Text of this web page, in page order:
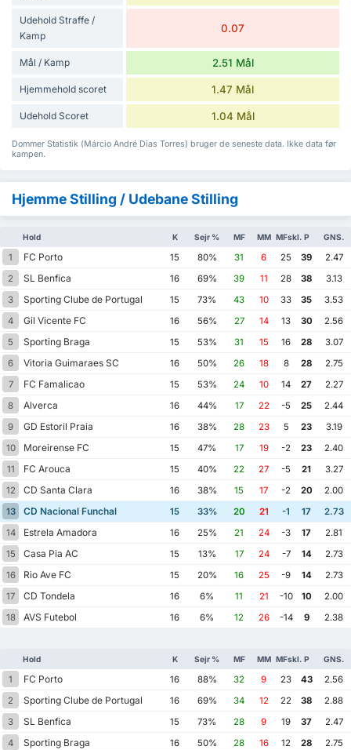
Udehold Straffe /
Kamp
0.07
Mål / Kamp 2.51 Mål
Hjemmehold scoret 1.47 Mål
Udehold Scoret 1.04 Mål
Dommer Statistik (Márcio André Dias Torres) bruger de seneste data. Ikke data før
kampen.
Hjemme Stilling / Udebane Stilling
Hold K Sejr % MF MM MFskl. P GNS.
1 FC Porto 15 80% 31 6 25 39
2.47
2
SL Benfica 16 69% 39 11 28 38
3.13
3
Sporting Clube de Portugal 15 73% 43 10 33 35
3.53
4
Gil Vicente FC 16 56% 27 14 13 30
2.56
5
Sporting Braga 15 53% 31 15 16 28
3.07
6
Vitoria Guimaraes SC 16 50% 26 18 8 28
2.75
7
FC Famalicao 15 53% 24 10 14 27
2.27
8
Alverca 16 44% 17 22 -5 25
2.44
9
GD Estoril Praia 16 38% 28 23 5 23
3.19
10
Moreirense FC 15 47% 17 19 -2 23
2.40
11
FC Arouca 15 40% 22 27 -5 21
3.27
12
CD Santa Clara 16 38% 15 17 -2 20
2.00
13
CD Nacional Funchal 15 33% 20 21 -1 17
2.73
14
Estrela Amadora 16 25% 21 24 -3 17
2.81
15
Casa Pia AC 15 13% 17 24 -7 14
2.73
16
Rio Ave FC 15 20% 16 25 -9 14
2.73
17
CD Tondela 16 6% 11 21 -10 10
2.00
18
AVS Futebol 16 6% 12 26 -14 9 2.38
Hold K Sejr % MF MM MFskl. P GNS.
1 FC Porto 16 88% 32 9 23 43
2.56
2
Sporting Clube de Portugal 16 69% 34 12 22 38
2.88
3
SL Benfica 15 73% 28 9 19 37
2.47
4
Sporting Braga 16 50% 28 16 12 28
2.75